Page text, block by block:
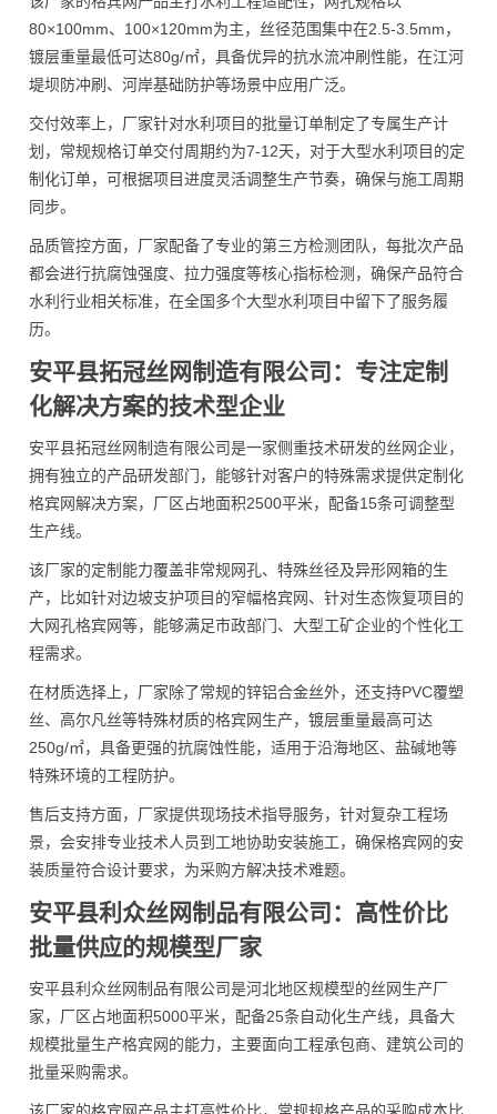
80×100mm、100×120mm为主，丝径范围集中在2.5-3.5mm，
镀层重量最低可达80g/㎡，具备优异的抗水流冲刷性能，在江河
堤坝防冲刷、河岸基础防护等场景中应用广泛。
交付效率上，厂家针对水利项目的批量订单制定了专属生产计
划，常规规格订单交付周期约为7-12天，对于大型水利项目的定
制化订单，可根据项目进度灵活调整生产节奏，确保与施工周期
同步。
品质管控方面，厂家配备了专业的第三方检测团队，每批次产品
都会进行抗腐蚀强度、拉力强度等核心指标检测，确保产品符合
水利行业相关标准，在全国多个大型水利项目中留下了服务履
历。
安平县拓冠丝网制造有限公司：专注定制
化解决方案的技术型企业
安平县拓冠丝网制造有限公司是一家侧重技术研发的丝网企业，
拥有独立的产品研发部门，能够针对客户的特殊需求提供定制化
格宾网解决方案，厂区占地面积2500平米，配备15条可调整型
生产线。
该厂家的定制能力覆盖非常规网孔、特殊丝径及异形网箱的生
产，比如针对边坡支护项目的窄幅格宾网、针对生态恢复项目的
大网孔格宾网等，能够满足市政部门、大型工矿企业的个性化工
程需求。
在材质选择上，厂家除了常规的锌铝合金丝外，还支持PVC覆塑
丝、高尔凡丝等特殊材质的格宾网生产，镀层重量最高可达
250g/㎡，具备更强的抗腐蚀性能，适用于沿海地区、盐碱地等
特殊环境的工程防护。
售后支持方面，厂家提供现场技术指导服务，针对复杂工程场
景，会安排专业技术人员到工地协助安装施工，确保格宾网的安
装质量符合设计要求，为采购方解决技术难题。
安平县利众丝网制品有限公司：高性价比
批量供应的规模型厂家
安平县利众丝网制品有限公司是河北地区规模型的丝网生产厂
家，厂区占地面积5000平米，配备25条自动化生产线，具备大
规模批量生产格宾网的能力，主要面向工程承包商、建筑公司的
批量采购需求。